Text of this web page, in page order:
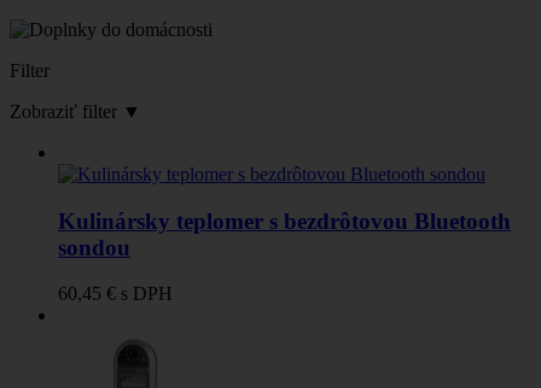
Filter
Zobraziť filter ▼
Kulinársky teplomer s bezdrôtovou Bluetooth
sondou
60,45 € s DPH